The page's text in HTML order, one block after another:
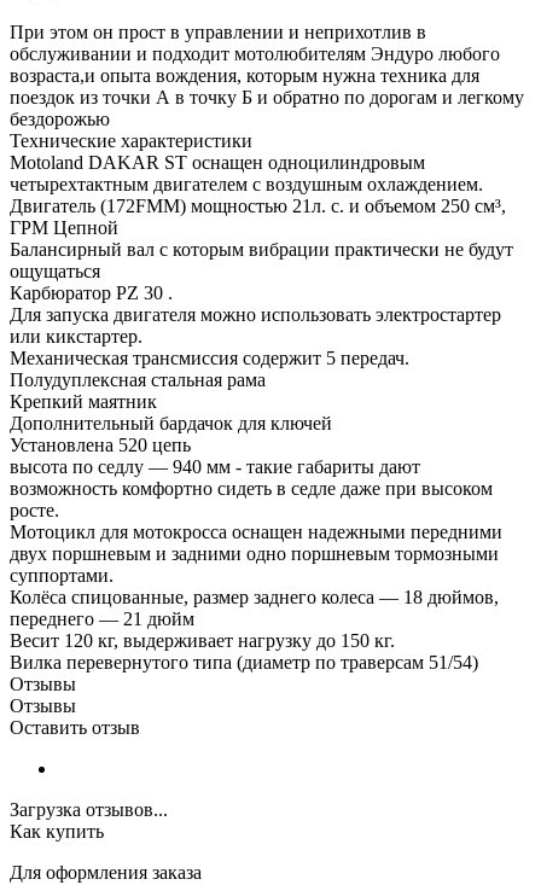
При этом он прост в управлении и неприхотлив в
обслуживании и подходит мотолюбителям Эндуро любого
возраста,и опыта вождения, которым нужна техника для
поездок из точки А в точку Б и обратно по дорогам и легкому
бездорожью
Технические характеристики
Motoland DAKAR ST оснащен одноцилиндровым
четырехтактным двигателем с воздушным охлаждением.
Двигатель (172FMM) мощностью 21л. с. и объемом 250 см³,
ГРМ Цепной
Балансирный вал с которым вибрации практически не будут
ощущаться
Карбюратор PZ 30 .
Для запуска двигателя можно использовать электростартер
или кикстартер.
Механическая трансмиссия содержит 5 передач.
Полудуплексная стальная рама
Крепкий маятник
Дополнительный бардачок для ключей
Установлена 520 цепь
высота по седлу — 940 мм - такие габариты дают
возможность комфортно сидеть в седле даже при высоком
росте.
Мотоцикл для мотокросса оснащен надежными передними
двух поршневым и задними одно поршневым тормозными
суппортами.
Колёса спицованные, размер заднего колеса — 18 дюймов,
переднего — 21 дюйм
Весит 120 кг, выдерживает нагрузку до 150 кг.
Вилка перевернутого типа (диаметр по траверсам 51/54)
Отзывы
Отзывы
Оставить отзыв
Загрузка отзывов...
Как купить
Для оформления заказа